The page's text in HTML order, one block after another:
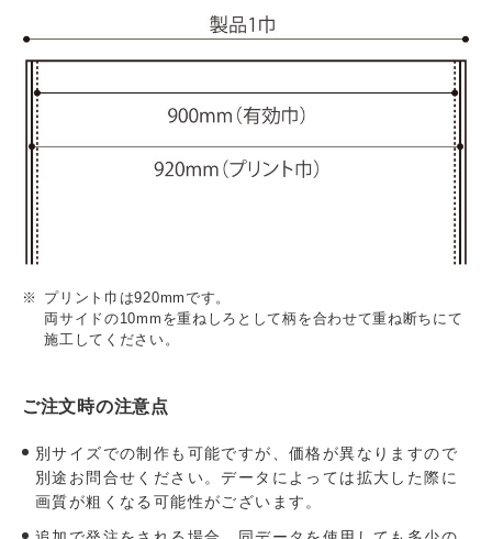
プリント巾は920mmです。
両サイドの10mmを重ねしろとして柄を合わせて重ね断ちにて
施工してください。
ご注文時の注意点
別サイズでの制作も可能ですが、価格が異なりますので
別途お問合せください。データによっては拡大した際に
画質が粗くなる可能性がございます。